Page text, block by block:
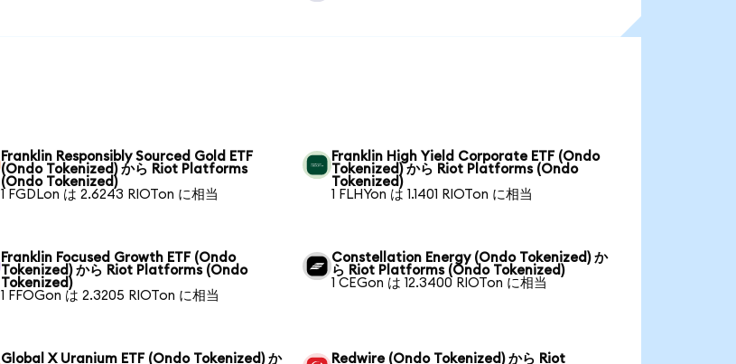
Franklin Responsibly Sourced Gold ETF
(Ondo Tokenized) から Riot Platforms
(Ondo Tokenized)
1 FGDLon は 2.6243 RIOTon に相当
Franklin High Yield Corporate ETF (Ondo
Tokenized) から Riot Platforms (Ondo
Tokenized)
1 FLHYon は 1.1401 RIOTon に相当
Franklin Focused Growth ETF (Ondo
Tokenized) から Riot Platforms (Ondo
Tokenized)
1 FFOGon は 2.3205 RIOTon に相当
Constellation Energy (Ondo Tokenized) か
ら Riot Platforms (Ondo Tokenized)
1 CEGon は 12.3400 RIOTon に相当
Global X Uranium ETF (Ondo Tokenized) か
Redwire (Ondo Tokenized) から Riot